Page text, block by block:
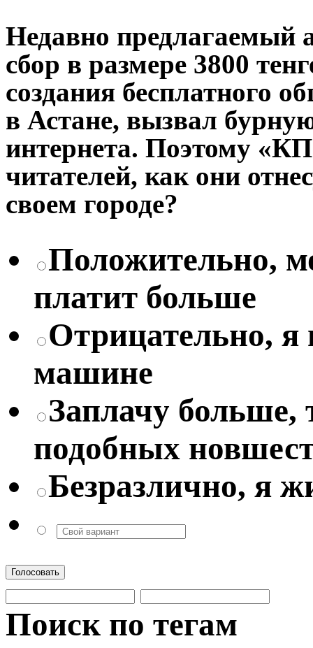
Недавно
сбор в размере 3800
создания бесплатного
в Астане, вызвал
интернета. Поэтому
читателей, как они
своем городе?
Положительно,
платит больше
Отрицательно,
машине
Заплачу больше,
подобных
Безразлично, я
Голосовать
Поиск по тегам